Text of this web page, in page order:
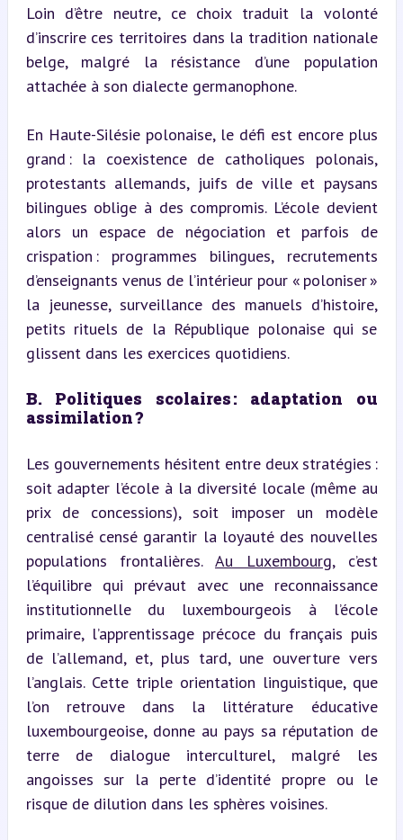
Loin d’être neutre, ce choix traduit la volonté
d’inscrire ces territoires dans la tradition nationale
belge, malgré la résistance d’une population
attachée à son dialecte germanophone.
En Haute-Silésie polonaise, le défi est encore plus
grand : la coexistence de catholiques polonais,
protestants allemands, juifs de ville et paysans
bilingues oblige à des compromis. L’école devient
alors un espace de négociation et parfois de
crispation : programmes bilingues, recrutements
d’enseignants venus de l’intérieur pour « poloniser »
la jeunesse, surveillance des manuels d’histoire,
petits rituels de la République polonaise qui se
glissent dans les exercices quotidiens.
B. Politiques scolaires : adaptation ou
assimilation ?
Les gouvernements hésitent entre deux stratégies :
soit adapter l’école à la diversité locale (même au
prix de concessions), soit imposer un modèle
centralisé censé garantir la loyauté des nouvelles
populations frontalières. Au Luxembourg, c’est
l’équilibre qui prévaut avec une reconnaissance
institutionnelle du luxembourgeois à l’école
primaire, l’apprentissage précoce du français puis
de l’allemand, et, plus tard, une ouverture vers
l’anglais. Cette triple orientation linguistique, que
l’on retrouve dans la littérature éducative
luxembourgeoise, donne au pays sa réputation de
terre de dialogue interculturel, malgré les
angoisses sur la perte d’identité propre ou le
risque de dilution dans les sphères voisines.